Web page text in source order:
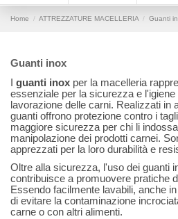
Home ATTREZZATURE MACELLERIA Guanti
Guanti inox
guanti inox per la macelleria
essenziale per la sicurezza e
lavorazione delle carni. Realizzati in
guanti offrono protezione contro i
maggiore sicurezza per chi li
manipolazione dei prodotti carnei.
apprezzati per la loro durabilità e
Oltre alla sicurezza, l'uso dei guanti
contribuisce a promuovere pratiche
Essendo facilmente lavabili, anche
di evitare la contaminazione
carne o con altri alimenti.